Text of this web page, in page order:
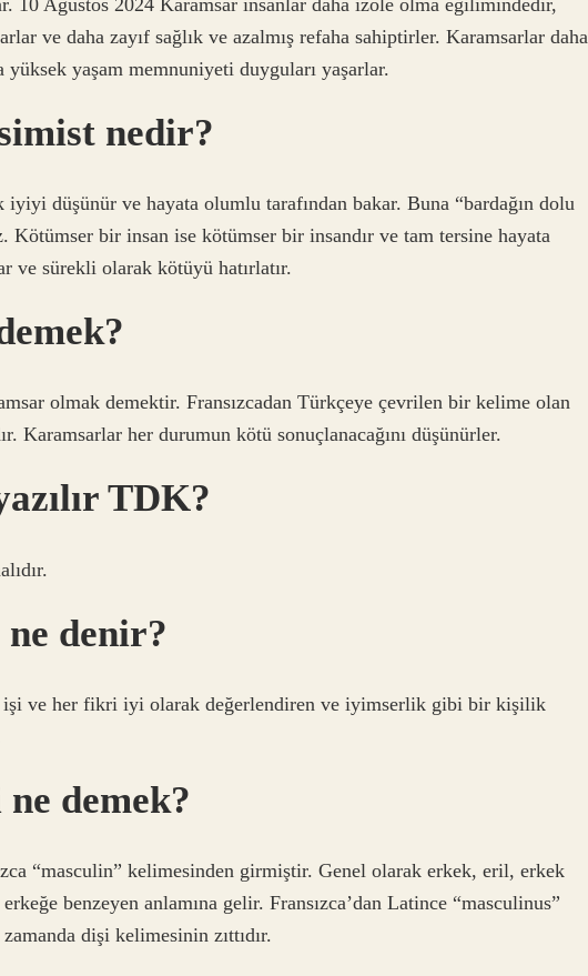
ve daha zayıf sağlık ve azalmış refaha sahiptirler. Karamsarlar daha
yüksek yaşam memnuniyeti duyguları yaşarlar.
nedir?
düşünür ve hayata olumlu tarafından bakar. Buna “bardağın dolu
Kötümser bir insan ise kötümser bir insandır ve tam tersine hayata
ve sürekli olarak kötüyü hatırlatır.
olmak demektir. Fransızcadan Türkçeye çevrilen bir kelime olan
Karamsarlar her durumun kötü sonuçlanacağını düşünürler.
TDK?
denir?
işi ve her fikri iyi olarak değerlendiren ve iyimserlik gibi bir kişilik
demek?
“masculin” kelimesinden girmiştir. Genel olarak erkek, eril, erkek
benzeyen anlamına gelir. Fransızca’dan Latince “masculinus”
dişi kelimesinin zıttıdır.